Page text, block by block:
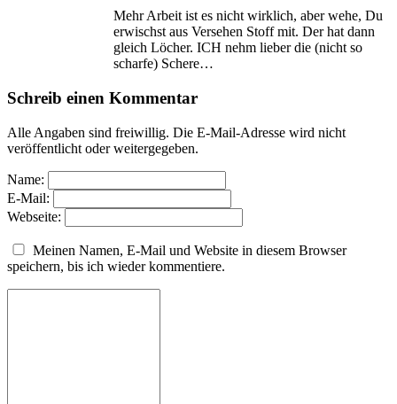
Mehr Arbeit ist es nicht wirklich, aber wehe, Du
erwischst aus Versehen Stoff mit. Der hat dann
gleich Löcher. ICH nehm lieber die (nicht so
scharfe) Schere…
Schreib einen Kommentar
Alle Angaben sind freiwillig. Die E-Mail-Adresse wird nicht
veröffentlicht oder weitergegeben.
Name:
E-Mail:
Webseite:
Meinen Namen, E-Mail und Website in diesem Browser
speichern, bis ich wieder kommentiere.